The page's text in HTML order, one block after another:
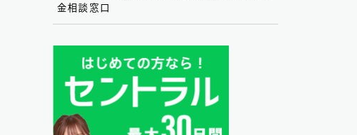
金相談窓口